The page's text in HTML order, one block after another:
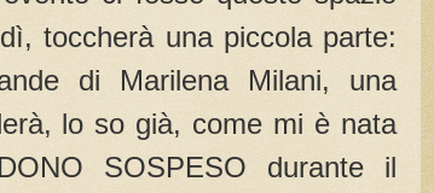
toccherà una piccola parte:
di Marilena Milani, una
lo so già, come mi è nata
SOSPESO durante il